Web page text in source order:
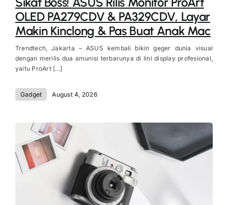
OLED PA279CDV & PA329CDV, Layar
Makin Kinclong & Pas Buat Anak Mac
Trendtech, Jakarta – ASUS kembali bikin geger dunia visual
dengan merilis dua amunisi terbarunya di lini display profesional,
yaitu ProArt [...]
Gadget August 4, 2026